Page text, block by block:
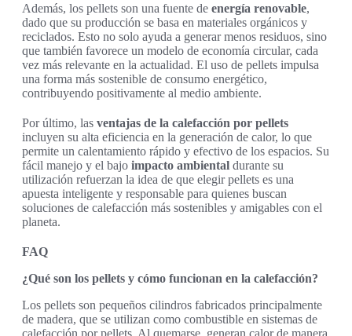
Además, los pellets son una fuente de energía renovable,
dado que su producción se basa en materiales orgánicos y
reciclados. Esto no solo ayuda a generar menos residuos, sino
que también favorece un modelo de economía circular, cada
vez más relevante en la actualidad. El uso de pellets impulsa
una forma más sostenible de consumo energético,
contribuyendo positivamente al medio ambiente.
Por último, las ventajas de la calefacción por pellets
incluyen su alta eficiencia en la generación de calor, lo que
permite un calentamiento rápido y efectivo de los espacios. Su
fácil manejo y el bajo impacto ambiental durante su
utilización refuerzan la idea de que elegir pellets es una
apuesta inteligente y responsable para quienes buscan
soluciones de calefacción más sostenibles y amigables con el
planeta.
FAQ
¿Qué son los pellets y cómo funcionan en la calefacción?
Los pellets son pequeños cilindros fabricados principalmente
de madera, que se utilizan como combustible en sistemas de
calefacción por pellets. Al quemarse, generan calor de manera